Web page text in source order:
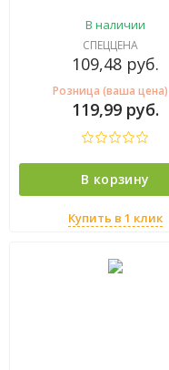
В наличии
СПЕЦЦЕНА
109,48 руб.
Розница (ваша цена)
119,99 руб.
В корзину
Купить в 1 клик